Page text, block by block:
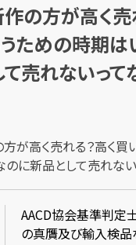
の方が高く売
ための時期は
売れないって
AACD協会基準判定
の真贋及び輸入検品